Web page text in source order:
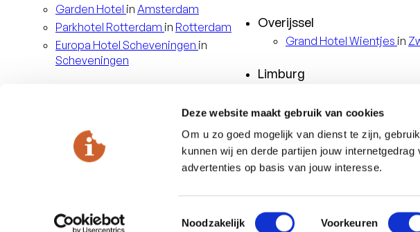
Deze website maakt gebruik van cookies
Om u zo goed mogelijk van dienst te zijn,
kunnen wij en derde partijen jouw
advertenties op basis van jouw interesse.
Toestemmingsselectie
Noodzakelijk Voorkeuren
Garden Hotel in Amsterdam
Parkhotel Rotterdam in Rotterdam
Europa Hotel Scheveningen in
Scheveningen
Oosterbeek
Résidence
Groot Heideborgh in
Garderen
HotelDe Keizerskroon Apeldoorn
Overijssel
Grand Hotel Wientjes in
Limburg
HotelDe Bovenste Molen
Château
Holtmühle
Duitsland